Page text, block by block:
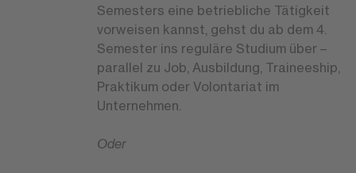
Semesters eine betriebliche Tätigkeit
vorweisen kannst, gehst du ab dem 4.
Semester ins reguläre Studium über –
parallel zu Job, Ausbildung, Traineeship,
Praktikum oder Volontariat im
Unternehmen.
Oder